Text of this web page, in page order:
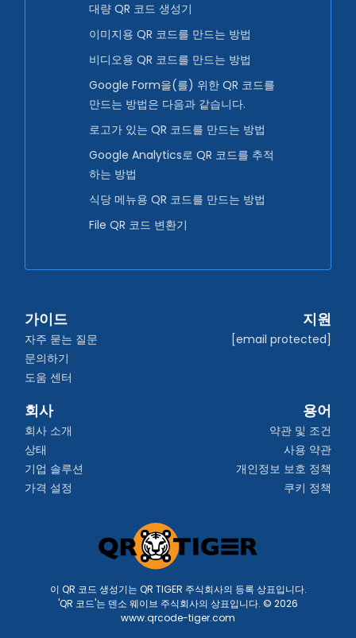
대량 QR 코드 생성기
이미지용 QR 코드를 만드는 방법
비디오용 QR 코드를 만드는 방법
Google Form을(를) 위한 QR 코드를
만드는 방법은 다음과 같습니다.
로고가 있는 QR 코드를 만드는 방법
Google Analytics로 QR 코드를 추적
하는 방법
식당 메뉴용 QR 코드를 만드는 방법
File QR 코드 변환기
가이드
자주 묻는 질문
문의하기
도움 센터
지원
[email protected]
회사
회사 소개
상태
기업 솔루션
가격 설정
용어
약관 및 조건
사용 약관
개인정보 보호 정책
쿠키 정책
이 QR 코드 생성기는 QR TIGER 주식회사의 등록 상표입니다.
'QR 코드'는 덴소 웨이브 주식회사의 상표입니다. © 2026
www.qrcode-tiger.com